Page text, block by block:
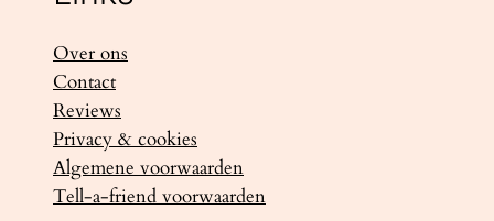
Over ons
Contact
Reviews
Privacy & cookies
Algemene voorwaarden
Tell-a-friend voorwaarden